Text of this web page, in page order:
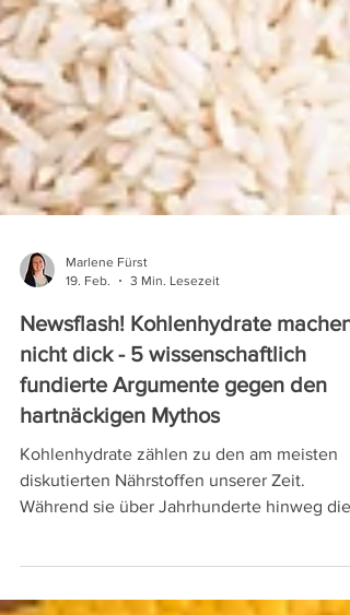
Newsflash! Kohlenhydrate machen
nicht dick - 5 wissenschaftlich
fundierte Argumente gegen den
hartnäckigen Mythos
Kohlenhydrate zählen zu den am meisten
diskutierten Nährstoffen unserer Zeit.
Basis unserer Ernährung bildeten, gelten sie